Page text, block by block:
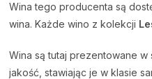
Wina tego producenta są
wina. Każde wino z kolekcji
Wina są tutaj prezentowane w
jakość, stawiając je w klasie